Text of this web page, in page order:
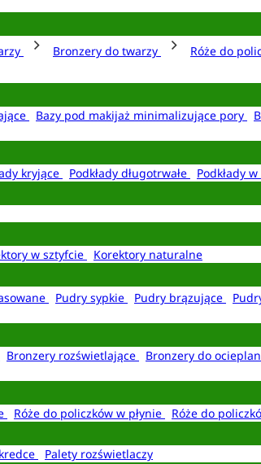
Bronzery do twarzy Róże do
Bazy pod makijaż minimalizujące pory
kryjące Podkłady długotrwałe
Podkłady
w sztyfcie
Korektory naturalne
Pudry sypkie Pudry brązujące
Bronzery rozświetlające Bronzery do
Róże do policzków w płynie
Róże do
Palety rozświetlaczy